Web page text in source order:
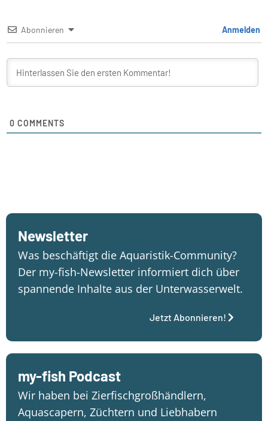
Abonnieren Anmelden
0 COMMENTS
Newsletter
Was beschäftigt die Aquaristik-Community?
Der my-fish-Newsletter informiert dich über
spannende Inhalte aus der Unterwasserwelt.
Jetzt Abonnieren!
my-fish Podcast
Wir haben bei Zierfischgroßhändlern,
Aquascapern, Züchtern und Liebhabern